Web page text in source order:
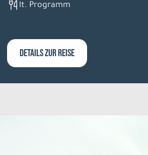
lt. Programm
DETAILS ZUR REISE